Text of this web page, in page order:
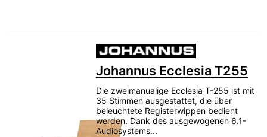
Johannus Ecclesia T255
Die zweimanualige Ecclesia T-255 ist mit
35 Stimmen ausgestattet, die über
beleuchtete Registerwippen bedient
werden. Dank des ausgewogenen 6.1-
Audiosystems...